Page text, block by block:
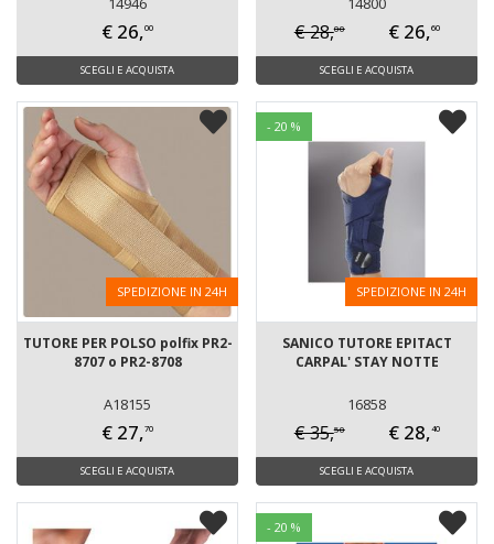
€ 26,00
SCEGLI E ACQUISTA
€ 28,00 € 26,60
SCEGLI E ACQUISTA
SPEDIZIONE IN 24H
TUTORE PER POLSO polfix PR2-
8707 o PR2-8708
A18155
€ 27,70
SCEGLI E ACQUISTA
- 20 %
SPEDIZIONE IN 24H
SANICO TUTORE EPITACT
CARPAL' STAY NOTTE
16858
€ 35,50 € 28,40
SCEGLI E ACQUISTA
- 20 %